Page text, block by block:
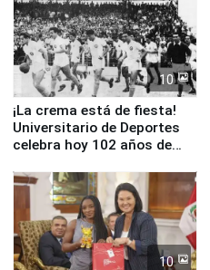
10
¡La crema está de fiesta!
Universitario de Deportes
celebra hoy 102 años de
10